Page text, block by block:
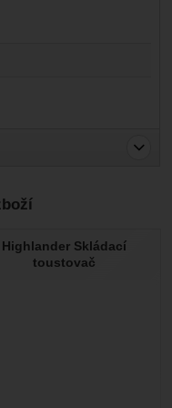
recenze.
Highlander Skládací
toustovač